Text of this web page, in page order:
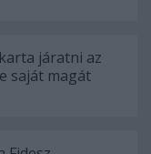
járatni az
saját magát